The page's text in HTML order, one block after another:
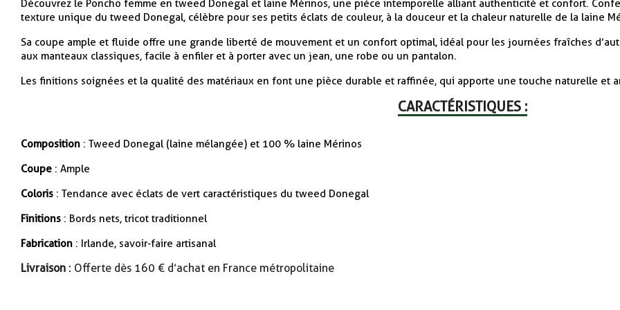
Découvrez le Poncho femme en tweed Donegal et laine Mérinos, une pièce intemporelle alliant authenticité et confort.
texture unique du tweed Donegal, célèbre pour ses petits éclats de couleur, à la douceur et la chaleur naturelle de la laine
Sa coupe ample et fluide offre une grande liberté de mouvement et un confort optimal, idéal pour les journées fraîches
aux manteaux classiques, facile à enfiler et à porter avec un jean, une robe ou un pantalon.
Les finitions soignées et la qualité des matériaux en font une pièce durable et raffinée, qui apporte une touche naturelle et
CARACTÉRISTIQUES :
Composition : Tweed Donegal (laine mélangée) et 100 % laine Mérinos
Coupe : Ample
Coloris : Tendance avec éclats de vert caractéristiques du tweed Donegal
Finitions : Bords nets, tricot traditionnel
Fabrication : Irlande, savoir-faire artisanal
Livraison : Offerte dès 160 € d’achat en France métropolitaine